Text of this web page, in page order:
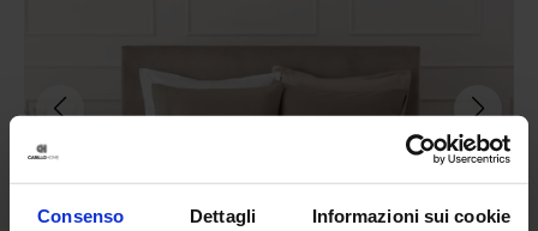
Consenso Dettagli Informazioni sui cookie